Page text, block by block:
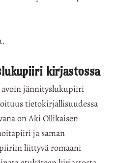
kirjastossa
avoin jännityslukupiiri
tietokirjallisuudessa
on Aki Ollikaisen
ja saman
liittyvä romaani